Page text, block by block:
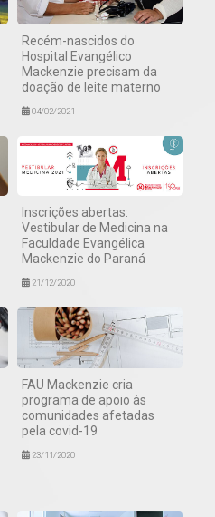
Recém-nascidos do
Hospital Evangélico
Mackenzie precisam da
doação de leite materno
04/02/2021
Inscrições abertas:
Vestibular de Medicina na
Faculdade Evangélica
Mackenzie do Paraná
21/12/2020
FAU Mackenzie cria
programa de apoio às
comunidades afetadas
pela covid-19
23/11/2020